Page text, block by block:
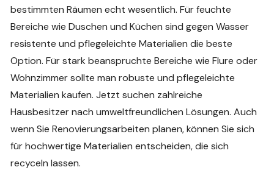
bestimmten Räumen echt wesentlich. Für feuchte
Bereiche wie Duschen und Küchen sind gegen Wasser
resistente und pflegeleichte Materialien die beste
Option. Für stark beanspruchte Bereiche wie Flure oder
Wohnzimmer sollte man robuste und pflegeleichte
Materialien kaufen. Jetzt suchen zahlreiche
Hausbesitzer nach umweltfreundlichen Lösungen. Auch
wenn Sie Renovierungsarbeiten planen, können Sie sich
für hochwertige Materialien entscheiden, die sich
recyceln lassen.